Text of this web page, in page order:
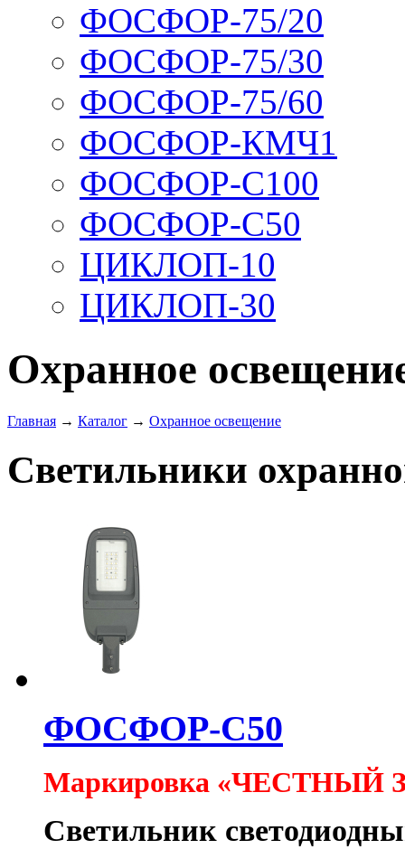
ФОСФОР-75/20
ФОСФОР-75/30
ФОСФОР-75/60
ФОСФОР-КМЧ1
ФОСФОР-С100
ФОСФОР-С50
ЦИКЛОП-10
ЦИКЛОП-30
Охранное
Главная → Каталог → Охранное освещение
Светильники
ФОСФОР-С50
Маркировка «ЧЕСТНЫЙ
Светильник